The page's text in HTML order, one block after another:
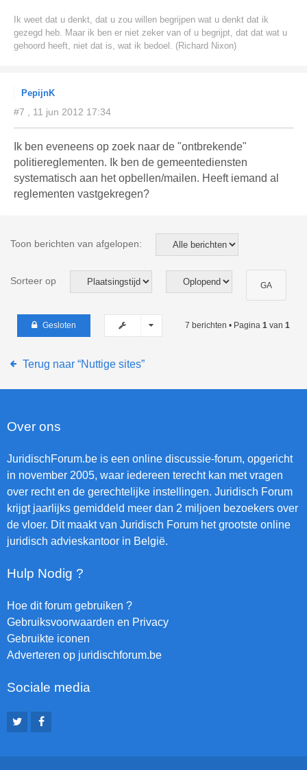
Ik weet dat u denkt, dat u zou willen begrijpen wat u denkt dat ik
gezegd heb. Maar ik ben er niet zeker van of u begrijpt, dat dat wat u
gehoord heeft, niet dat is, wat ik bedoel. (Richard Nixon)
PepijnK
#7 , 11 jun 2012 17:34
Ik ben eveneens op zoek naar de "ontbrekende"
politiereglementen. Ik ben de gemeentediensten
systematisch aan het opbellen/mailen. Heeft iemand al
reglementen vastgekregen?
Toon berichten van afgelopen:
Sorteer op
Gesloten 7 berichten • Pagina 1 van 1
Terug naar “Nuttige sites”
Over ons
JuridischForum.be is een online discussie-forum, opgericht
in november 2005, waar iedereen terecht kan met vragen
over recht en de gerechtelijke instellingen. Juridisch Forum
krijgt jaarlijks gemiddeld meer dan 2 miljoen bezoekers over
de vloer. Dit maakt van Juridisch Forum het grootste online
juridisch advieskantoor in België.
Hulp Nodig ?
Hoe dit forum gebruiken ?
Gebruiksvoorwaarden en Privacy
Gebruikte iconen
Adverteren op juridischforum.be
Sociale media